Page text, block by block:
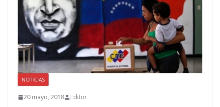
NOTICIAS
20 mayo, 2018 Editor